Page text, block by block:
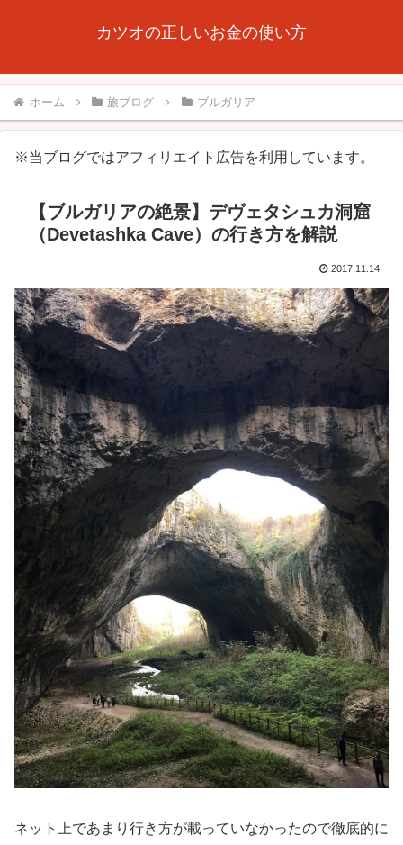
カツオの正しいお金の使い方
ホーム 旅ブログ ブルガリア
※当ブログではアフィリエイト広告を利用しています。
【ブルガリアの絶景】デヴェタシュカ洞窟
（Devetashka Cave）の行き方を解説
2017.11.14
ネット上であまり行き方が載っていなかったので徹底的に